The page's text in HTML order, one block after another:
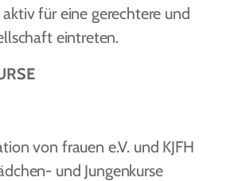
für eine gerechtere und
eintreten.
von frauen e.V. und KJFH
und Jungenkurse